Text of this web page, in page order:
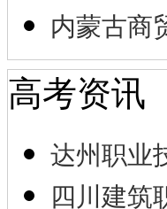
内蒙古商
高考资讯
达州职业
四川建筑